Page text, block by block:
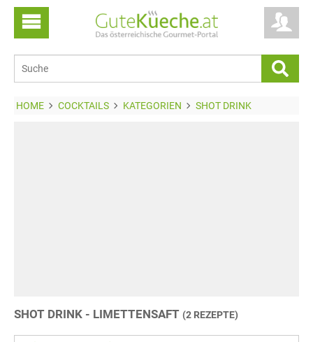
HOME COCKTAILS KATEGORIEN SHOT DRINK
SHOT DRINK - LIMETTENSAFT (2 REZEPTE)